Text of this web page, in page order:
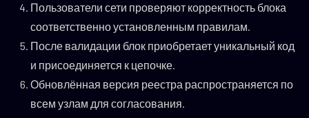
Пользователи сети проверяют корректность блока
соответственно установленным правилам.
После валидации блок приобретает уникальный код
и присоединяется к цепочке.
Обновлённая версия реестра распространяется по
всем узлам для согласования.